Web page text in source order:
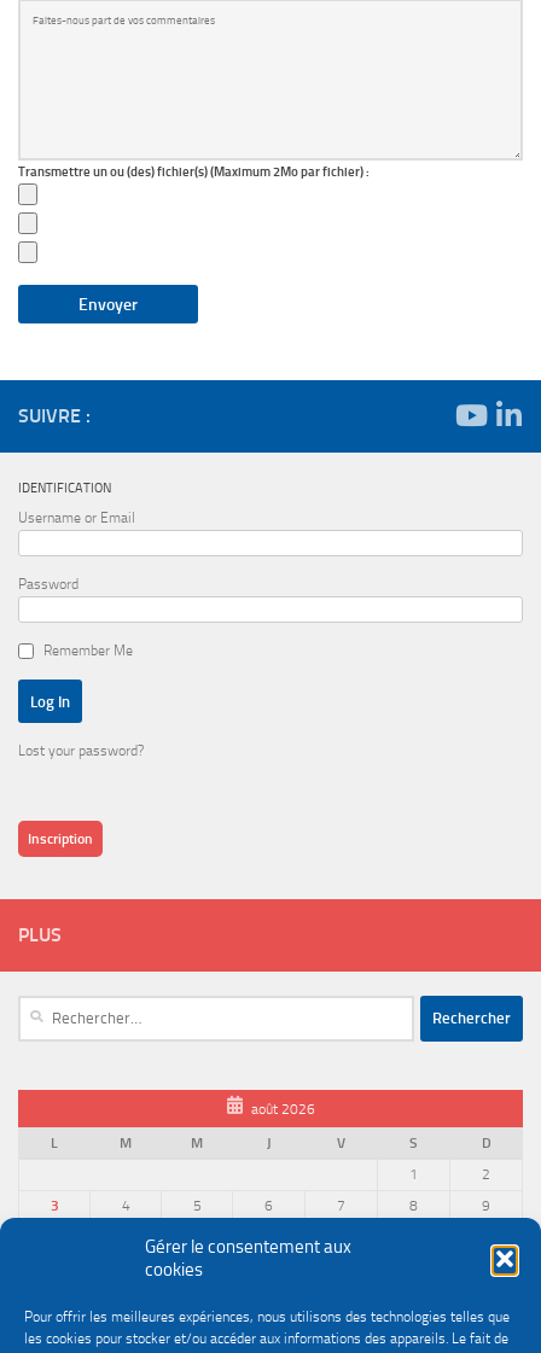
Gérer le consentement aux
cookies
Pour offrir les meilleures expériences, nous utilisons des technologies telles que
les cookies pour stocker et/ou accéder aux informations des appareils. Le fait de
Transmettre un ou (des) fichier(s) (Maximum 2Mo par fichier) :
SUIVRE :
IDENTIFICATION
Username or Email
Password
Remember Me
Lost your password?
Inscription
PLUS
août 2026
L
M M J V S
D
1
2
3
4 5 6 7 8
9
12
19
23